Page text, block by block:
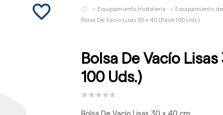
favorite_border Equipamiento Hostelería
Equipamiento
Bolsa De Vacío Lisas 30 x 40 (Pack 100 Uds.)
Bolsa De Vacío
100 Uds.)